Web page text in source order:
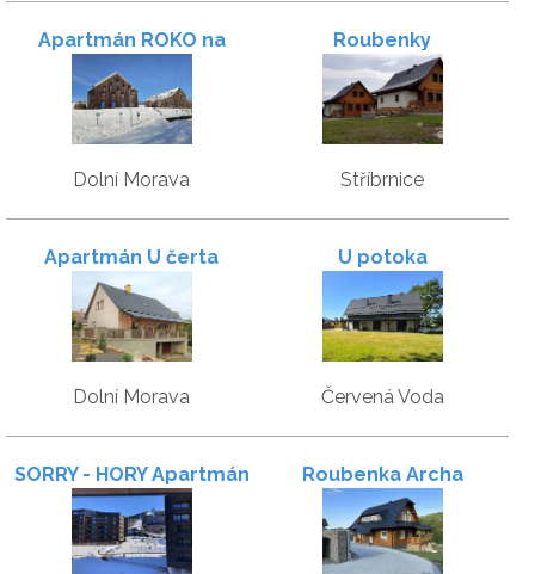
Apartmán ROKO na
sjezdovce
Dolní Morava
Roubenky
Stříbrnice
Apartmán U čerta
Dolní Morava
U potoka
Červená Voda
SORRY - HORY Apartmán Roubenka Archa